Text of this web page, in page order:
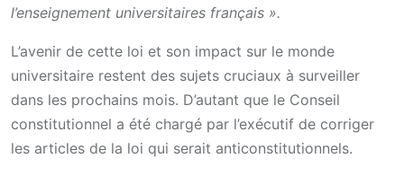
l’enseignement universitaires français ».
L’avenir de cette loi et son impact sur le monde
universitaire restent des sujets cruciaux à surveiller
dans les prochains mois. D’autant que le Conseil
constitutionnel a été chargé par l’exécutif de corriger
les articles de la loi qui serait anticonstitutionnels.